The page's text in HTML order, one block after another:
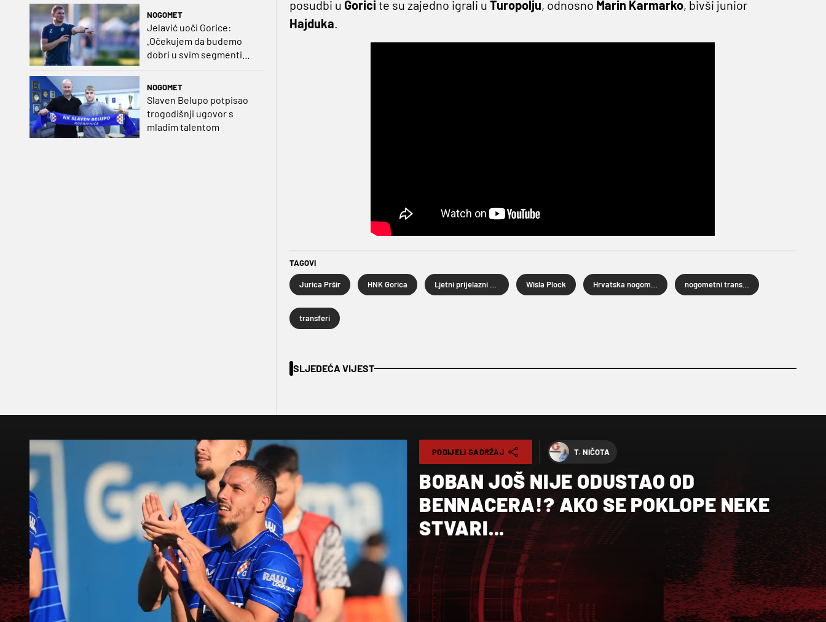
NOGOMET
Jelavić uoči Gorice:
„Očekujem da budemo
dobri u svim segmentima
NOGOMET
Slaven Belupo potpisao
trogodišnji ugovor s
mladim talentom
posudbi u Gorici te su zajedno igrali u Turopolju, odnosno Marin Karmarko, bivši junior
Hajduka.
TAGOVI
Jurica Pršir HNK Gorica Ljetni prijelazni rok 2026. Wisla Plock Hrvatska nogometna liga nogometni transferi
transferi
SLJEDEĆA VIJEST
PODIJELI SADRŽAJ T. NIČOTA
BOBAN JOŠ NIJE ODUSTAO OD
BENNACERA!? AKO SE POKLOPE NEKE
STVARI...